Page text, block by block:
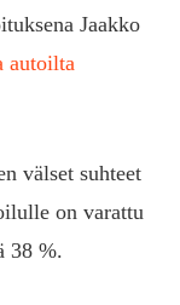
Jaakko
autoilta
välset suhteet
on varattu
38 %.